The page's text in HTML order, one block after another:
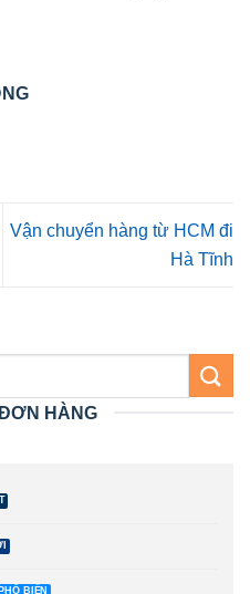
Vận chuyển hàng từ HCM đi
Hà Tĩnh
HÀNG